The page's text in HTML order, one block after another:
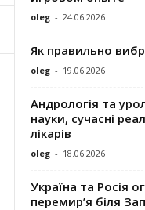
oleg - 24.06.2026
Як правильно
oleg - 19.06.2026
Андрологія та
науки, сучасні
лікарів
oleg - 18.06.2026
Україна та Росія
перемир’я біля